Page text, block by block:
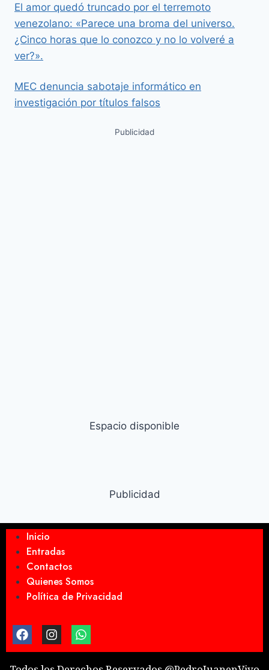
El amor quedó truncado por el terremoto
venezolano: «Parece una broma del universo.
¿Cinco horas que lo conozco y no lo volveré a
ver?».
MEC denuncia sabotaje informático en
investigación por títulos falsos
Publicidad
Espacio disponible
Publicidad
Inicio
Entradas
Contactos
Quienes Somos
Política de Privacidad